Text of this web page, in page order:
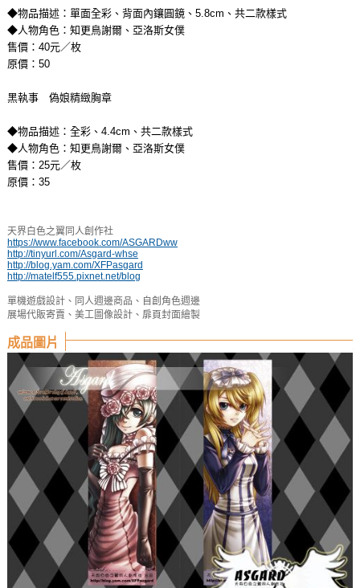
◆物品描述：單面全彩、背面內鑲圓鏡、5.8cm、共二款樣式
◆人物角色：知更鳥謝爾、亞洛斯女僕
售價：40元／枚
原價：50
黑執事 偽娘精緻胸章
◆物品描述：全彩、4.4cm、共二款樣式
◆人物角色：知更鳥謝爾、亞洛斯女僕
售價：25元／枚
原價：35
天界白色之翼同人創作社
https://www.facebook.com/ASGARDww
http://tinyurl.com/Asgard-whse
http://blog.yam.com/XFPasgard
http://matelf555.pixnet.net/blog
單機遊戲設計、同人週邊商品、自創角色週邊
展場代販寄賣、美工圖像設計、扉頁封面繪製
成品圖片